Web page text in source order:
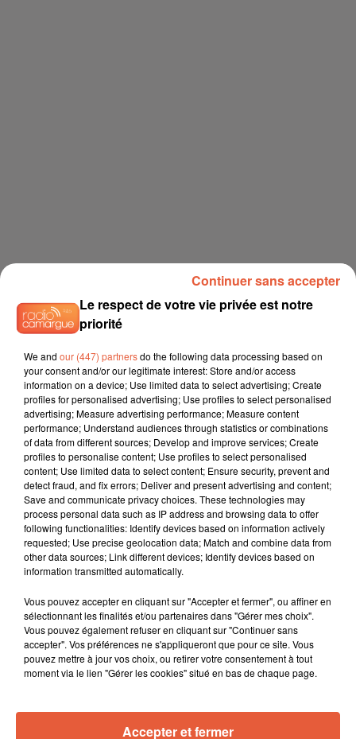
À LA UNE
3 août 2026
Sauvage'On Festival : une première édition
Le respect de votre vie privée est notre
priorité
We and our (447) partnersdo the following data processing based on
your consent and/or our legitimate interest: Store and/or access
information on a device; Use limited data to select advertising; Create
profiles for personalised advertising; Use profiles to select personalised
advertising; Measure advertising performance; Measure content
performance; Understand audiences through statistics or combinations
of data from different sources; Develop and improve services; Create
profiles to personalise content; Use profiles to select personalised
content; Use limited data to select content; Ensure security, prevent and
detect fraud, and fix errors; Deliver and present advertising and content;
Save and communicate privacy choices. These technologies may
process personal data such as IP address and browsing data to offer
following functionalities: Identify devices based on information actively
requested; Use precise geolocation data; Match and combine data from
other data sources; Link different devices; Identify devices based on
information transmitted automatically.
Vous pouvez accepter en cliquant sur "Accepter et fermer", ou affiner en
sélectionnant les finalités et/ou partenaires dans "Gérer mes choix".
Vous pouvez également refuser en cliquant sur "Continuer sans
accepter". Vos préférences ne s'appliqueront que pour ce site. Vous
pouvez mettre à jour vos choix, ou retirer votre consentement à tout
moment via le lien "Gérer les cookies" situé en bas de chaque page.
Accepter et fermer
Continuer sans accepter